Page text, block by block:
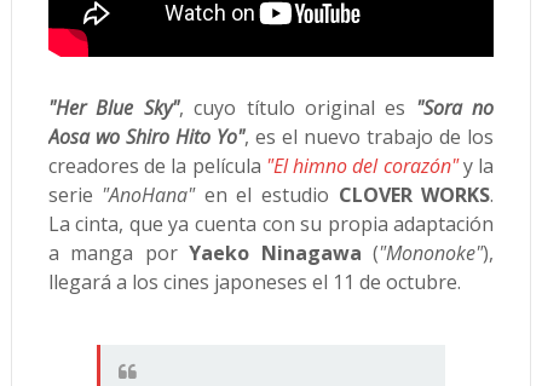
"Her Blue Sky", cuyo título original es "Sora no
Aosa wo Shiro Hito Yo", es el nuevo trabajo de los
creadores de la película "El himno del corazón"y la
serie "AnoHana"en el estudio CLOVER WORKS.
La cinta, que ya cuenta con su propia adaptación
a manga porYaeko Ninagawa ("Mononoke"),
llegará a los cines japoneses el 11 de octubre.